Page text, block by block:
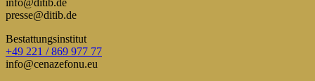
info@ditib.de
presse@ditib.de
Bestattungsinstitut
+49 221 / 869 977 77
info@cenazefonu.eu